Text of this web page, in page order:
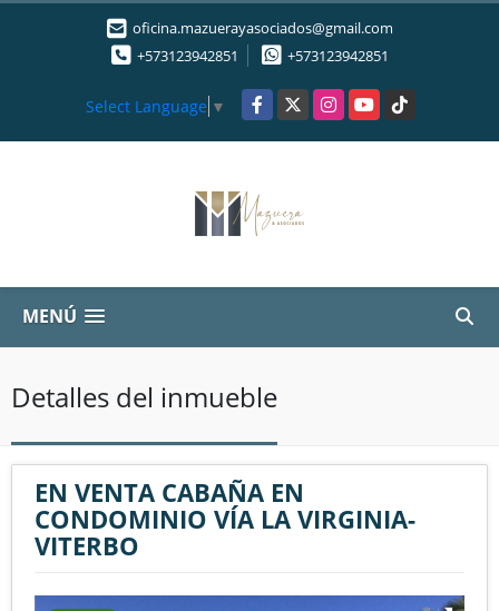
oficina.mazuerayasociados@gmail.com
+573123942851
+573123942851
Select Language ▼ Facebook
X InstagramYouTubeTikTok
MENÚ
Detalles del inmueble
EN VENTA CABAÑA EN
CONDOMINIO VÍA LA VIRGINIA-
VITERBO